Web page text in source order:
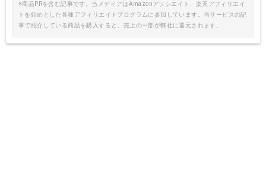
※商品PRを含む記事です。当メディアはAmazonアソシエイト、楽天アフィリエイ
トを始めとした各種アフィリエイトプログラムに参加しています。当サービスの記
事で紹介している商品を購入すると、売上の一部が弊社に還元されます。